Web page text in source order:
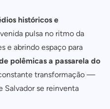
históricos e
pulsa no ritmo da
e abrindo espaço para
polêmicas a passarela do
transformação —
Salvador se reinventa